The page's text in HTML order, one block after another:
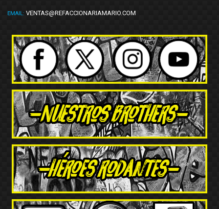
EMAIL: VENTAS@REFACCIONARIAMARIO.COM